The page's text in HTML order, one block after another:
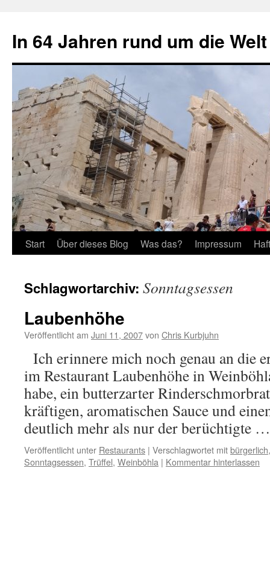
springen
In 64 Jahren rund um die Welt
Start Über dieses Blog Was das? Impressum
Schlagwortarchiv: Sonntagsessen
Laubenhöhe
Veröffentlicht am Juni 11, 2007von Chris Kurbjuhn
Ich erinnere mich noch genau an die
im Restaurant Laubenhöhe in
habe, ein butterzarter
kräftigen, aromatischen Sauce und
deutlich mehr als nur der berüchtigte
Veröffentlicht unter Restaurants | Verschlagwortet mitbürgerlich
Sonntagsessen, Trüffel, Weinböhla | Kommentar hinterlassen